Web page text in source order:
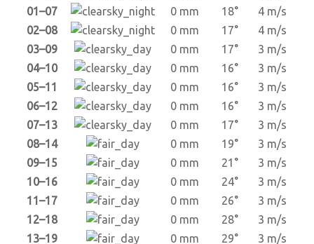
01–07
0 mm 18°
4 m/s
02–08
0 mm 17°
4 m/s
03–09
0 mm 17°
3 m/s
04–10
0 mm 16°
3 m/s
05–11
0 mm 16°
3 m/s
06–12
0 mm 16°
3 m/s
07–13
0 mm 17°
3 m/s
08–14
0 mm 19°
3 m/s
09–15
0 mm 21°
3 m/s
10–16
0 mm 24°
3 m/s
11–17
0 mm 26°
3 m/s
12–18
0 mm 28°
3 m/s
13–19
0 mm 29°
3 m/s